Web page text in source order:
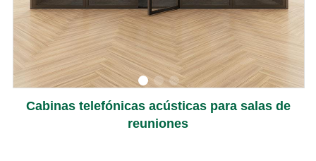
Cabinas telefónicas acústicas para salas de
reuniones